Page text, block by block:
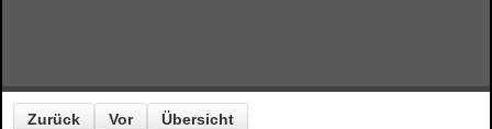
Zurück Vor Übersicht